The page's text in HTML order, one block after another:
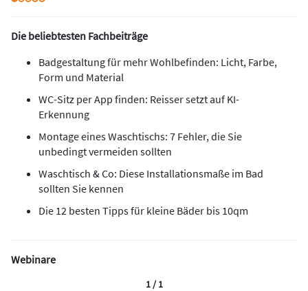
Die beliebtesten Fachbeiträge
Badgestaltung für mehr Wohlbefinden: Licht, Farbe,
Form und Material
WC-Sitz per App finden: Reisser setzt auf KI-
Erkennung
Montage eines Waschtischs: 7 Fehler, die Sie
unbedingt vermeiden sollten
Waschtisch & Co: Diese Installationsmaße im Bad
sollten Sie kennen
Die 12 besten Tipps für kleine Bäder bis 10qm
Webinare
1 / 1